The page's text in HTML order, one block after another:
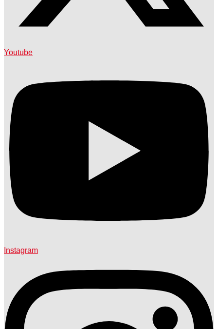
Youtube
Instagram